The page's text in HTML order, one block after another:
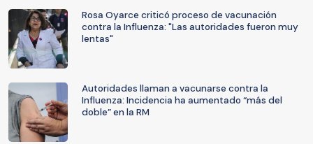
Rosa Oyarce criticó proceso de vacunación
contra la Influenza: "Las autoridades fueron muy
lentas"
Autoridades llaman a vacunarse contra la
Influenza: Incidencia ha aumentado “más del
doble” en la RM